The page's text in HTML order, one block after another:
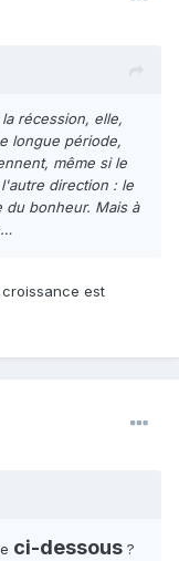
récession, elle,
longue période,
même si le
direction : le
du bonheur. Mais à
est
ci-dessous ?